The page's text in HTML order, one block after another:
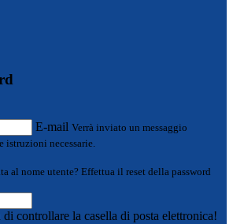
E-mail Verrà inviato un messaggio
necessarie.
al nome utente? Effettua il reset della password
controllare la casella di posta elettronica!